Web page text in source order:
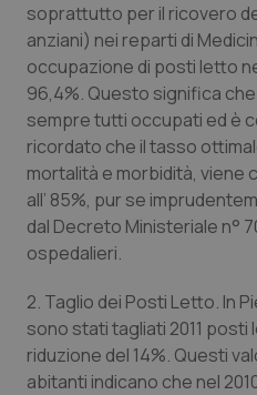
Provincia Autonoma
Provincia Autonoma
Puglia
Sardegna
Sicilia
Toscana
Umbria
Infezioni & Febbre
Ipertensione &
Malattie rare
Malattia di Crohn &
Neuroscienze &
Obesità
Oftalmologia
soprattutto per il ricovero
anziani) nei reparti di
occupazione di posti letto
96,4%. Questo significa
sempre tutti occupati ed è
ricordato che il tasso
mortalità e morbidità,
all’ 85%, pur se
dal Decreto Ministeriale n°
ospedalieri.
2. Taglio dei Posti Letto. In
sono stati tagliati 2011
riduzione del 14%. Questi
abitanti indicano che nel